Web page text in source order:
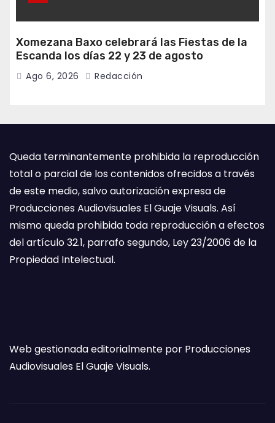
Xomezana Baxo celebrará las Fiestas de la
Escanda los días 22 y 23 de agosto
Ago 6, 2026 Redacción
Queda terminantemente prohibida la reproducción
total o parcial de los contenidos ofrecidos a través
de este medio, salvo autorización expresa de
Producciones Audiovisuales El Guaje Visuals. Así
mismo queda prohibida toda reproducción a efectos
del artículo 32.1, parrafo segundo, Ley 23/2006 de la
Propiedad Intelectual.
Web gestionada editorialmente por Producciones
Audiovisuales El Guaje Visuals.